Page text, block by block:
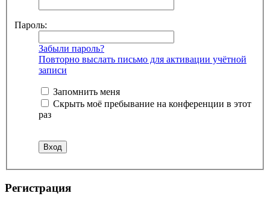
Пароль:
Забыли пароль?
Повторно выслать письмо для активации учётной
записи
Запомнить меня
Скрыть моё пребывание на конференции в этот
раз
Регистрация